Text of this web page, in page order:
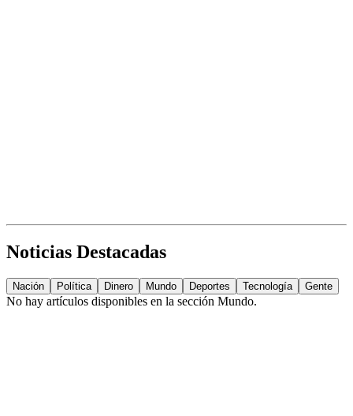
Noticias Destacadas
Nación Política Dinero Mundo Deportes Tecnología Gente
No hay artículos disponibles en la sección Mundo.